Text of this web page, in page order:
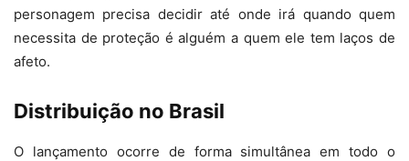
personagem precisa decidir até onde irá quando quem
necessita de proteção é alguém a quem ele tem laços de
afeto.
Distribuição no Brasil
O lançamento ocorre de forma simultânea em todo o